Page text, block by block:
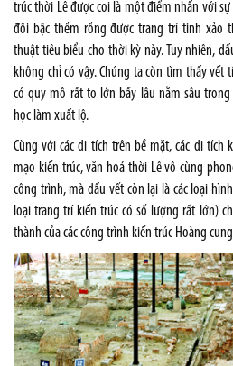
trúc thời Lê được coi là một điểm nhấn với
đôi bậc thềm rồng được trang trí tinh xảo
thuật tiêu biểu cho thời kỳ này. Tuy nhiên,
không chỉ có vậy. Chúng ta còn tìm thấy vết
có quy mô rất to lớn bấy lâu nằm sâu
học làm xuất lộ.
Cùng với các di tích trên bề mặt, các di tích
mạo kiến trúc, văn hoá thời Lê vô cùng
công trình, mà dấu vết còn lại là các loại
loại trang trí kiến trúc có số lượng rất lớn)
thành của các công trình kiến trúc Hoàng